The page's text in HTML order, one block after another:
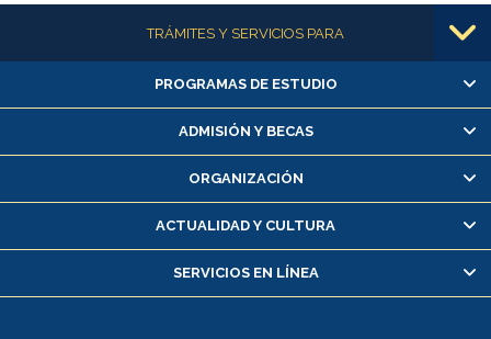
Más informaciónTRÁMITES Y SERVICIOS PARA
Alumnas/os y exalumnas/os
Matrícula en línea
Inscripción y cambio de asignaturas
Consulta y certificado de notas
Servicio médico y dental
Pago de arancel y crédito alumnos
PROGRAMAS DE ESTUDIO
ADMISIÓN Y BECAS
ORGANIZACIÓN
ACTUALIDAD Y CULTURA
SERVICIOS EN LÍNEA